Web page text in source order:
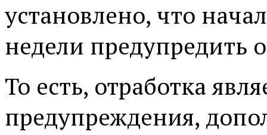
установлено, что
недели предупредить
То есть, отработка
предупреждения,